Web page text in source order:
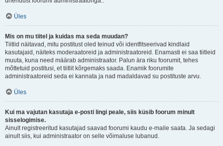
Üles
Mis on mu tiitel ja kuidas ma seda muudan?
Tiitlid näitavad, mitu postitust oled teinud või identfitseerivad kindlaid
kasutajaid, näiteks moderaatoreid ja administraatoreid. Enamasti ei saa tiitleid
muuta, kuna need määrab administraator. Palun ära riku foorumit, tehes
mõttetuid postitusi, et tiitlit kõrgemaks saada. Enamik foorumite
administraatoreid seda ei kannata ja nad madaldavad su postituste arvu.
Üles
Kui ma vajutan kasutaja e-posti lingi peale, siis küsib foorum minult
sisselogimise.
Ainult registreeritud kasutajad saavad foorumi kaudu e-maile saata. Ja sedagi
ainult siis, kui administraator on selle võimaluse lubanud.